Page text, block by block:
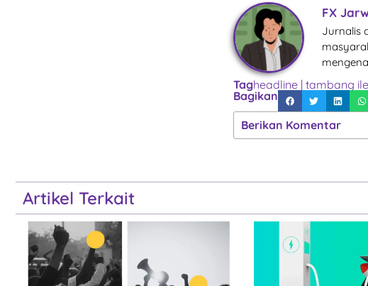
FX
Jurnalis
Tagheadline | tambang
Bagikan
Berikan Komentar
Artikel Terkait